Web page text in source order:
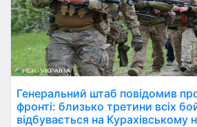
Генеральний штаб повідомив
фронті: близько третини всіх
відбувається на Курахівському